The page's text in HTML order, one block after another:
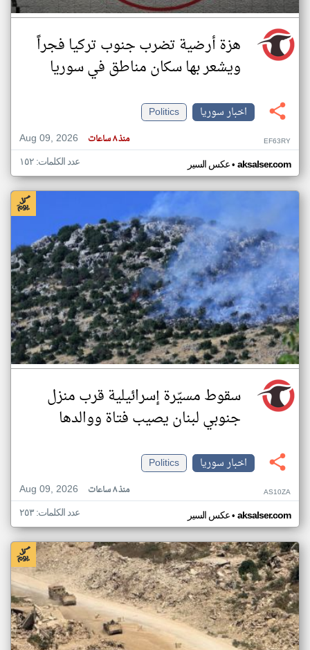
هزة أرضية تضرب جنوب تركيا فجراً
ويشعر بها سكان مناطق في سوريا
اخبار سوريا
Politics
Aug 09, 2026
منذ ٨ ساعات EF63RY
عكس السير• aksalser.com عدد الكلمات: ١٥٢
سقوط مسيّرة إسرائيلية قرب منزل
جنوبي لبنان يصيب فتاة ووالدها
اخبار سوريا
Politics
Aug 09, 2026
منذ ٨ ساعات AS10ZA
عكس السير• aksalser.com عدد الكلمات: ٢٥٣